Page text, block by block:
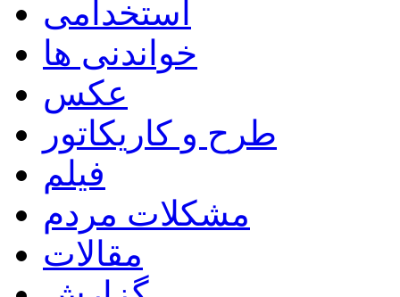
استخدامی
خواندنی ها
عکس
طرح و کاریکاتور
فیلم
مشکلات مردم
مقالات